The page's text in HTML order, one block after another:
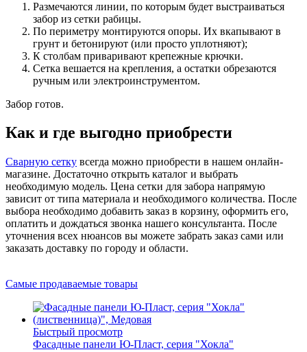
Размечаются линии, по которым будет выстраиваться
забор из сетки рабицы.
По периметру монтируются опоры. Их вкапывают в
грунт и бетонируют (или просто уплотняют);
К столбам приваривают крепежные крючки.
Сетка вешается на крепления, а остатки обрезаются
ручным или электроинструментом.
Забор готов.
Как и где выгодно приобрести
Сварную сетку всегда можно приобрести в нашем онлайн-
магазине. Достаточно открыть каталог и выбрать
необходимую модель. Цена сетки для забора напрямую
зависит от типа материала и необходимого количества. После
выбора необходимо добавить заказ в корзину, оформить его,
оплатить и дождаться звонка нашего консультанта. После
уточнения всех нюансов вы можете забрать заказ сами или
заказать доставку по городу и области.
Самые продаваемые товары
Быстрый просмотр
Фасадные панели Ю-Пласт, серия "Хокла"